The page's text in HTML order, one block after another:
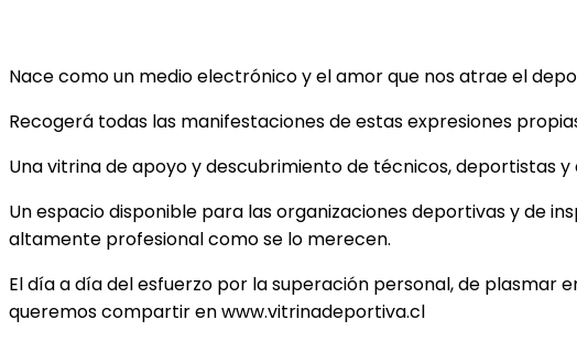
Nace como un medio electrónico y el amor que nos atrae el
Recogerá todas las manifestaciones de estas expresiones
Una vitrina de apoyo y descubrimiento de técnicos, deportistas
Un espacio disponible para las organizaciones deportivas y de
altamente profesional como se lo merecen.
El día a día del esfuerzo por la superación personal, de plasmar
queremos compartir en www.vitrinadeportiva.cl